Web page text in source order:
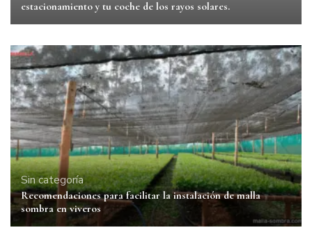
estacionamiento y tu coche de los rayos solares.
Sin categoría
Recomendaciones para facilitar la instalación de malla
sombra en viveros